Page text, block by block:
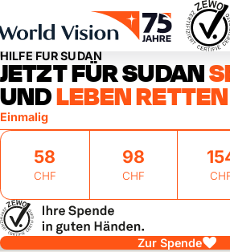
Kinderpatenschaft
Kinderpatenschaft
Gönnerschaft
Freie Spende
Geschenkspende
Patenschaft für Kinder in Not
Thematische Spende
Vision und Werte
Schwerpunkte
Partner
Einsatzgebiete
HILFE FÜR SUDAN
JETZT FÜR SUDAN
UNDLEBEN RETTEN
Einmalig
58
CHF
98
CHF
Zur Spende